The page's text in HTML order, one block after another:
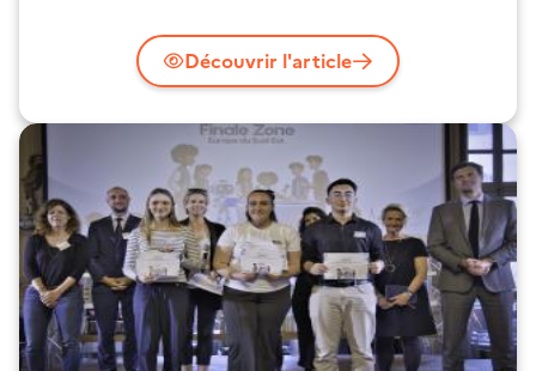
Découvrir l'article